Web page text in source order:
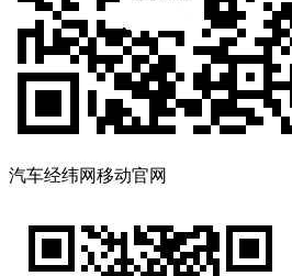
汽车经纬网移动官网